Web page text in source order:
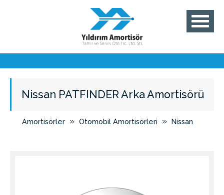
Nissan PATFINDER Arka Amortisörü
Amortisörler » Otomobil Amortisörleri » Nissan